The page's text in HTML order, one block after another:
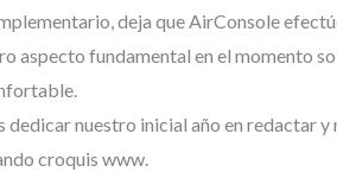
deja que AirConsole
aspecto fundamental en el momento
dedicar nuestro inicial año en redactar
croquis www.